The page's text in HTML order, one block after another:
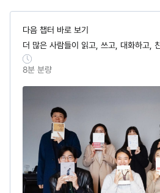
다음 챕터 바로 보기
더 많은 사람들이 읽고, 쓰고, 대화하고,
8분 분량